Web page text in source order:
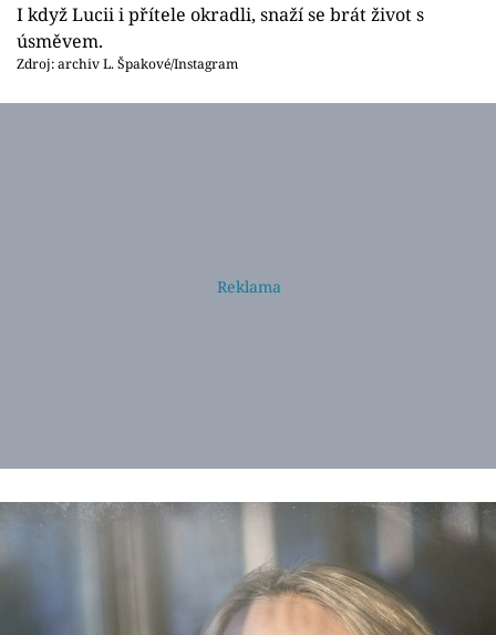
I když Lucii i přítele okradli, snaží se brát život s
úsměvem.
Zdroj: archiv L. Špakové/Instagram